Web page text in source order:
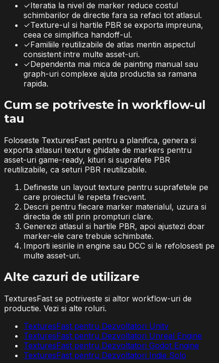
✓Iteratia la nivel de marker reduce costul
schimbarilor de directie fara sa refaci tot atlasul.
✓Texture-ul si hartile PBR se exporta impreuna,
ceea ce simplifica handoff-ul.
✓Familiile reutilizabile de atlas mentin aspectul
consistent intre multe asset-uri.
✓Dependenta mai mica de painting manual sau
graph-uri complexe ajuta productia sa ramana
rapida.
Cum se potriveste in workflow-ul
tau
Foloseste TexturesFast pentru a planifica, genera si
exporta atlasuri texture ghidate de markers pentru
asset-uri game-ready, kituri si suprafete PBR
reutilizabile, ca seturi PBR reutilizabile.
Defineste un layout texture pentru suprafetele pe
care proiectul le repeta frecvent.
Descrii pentru fiecare marker materialul, uzura si
directia de stil prin prompturi clare.
Generezi atlasul si hartile PBR, apoi ajustezi doar
marker-ele care trebuie schimbate.
Importi iesirile in engine sau DCC si le refolosesti pe
multe asset-uri.
Alte cazuri de utilizare
TexturesFast se potriveste si altor workflow-uri de
productie. Vezi si alte roluri.
TexturesFast pentru Dezvoltatori Unity
TexturesFast pentru Dezvoltatori Unreal Engine
TexturesFast pentru Dezvoltatori Godot Engine
TexturesFast pentru Dezvoltatori Indie Solo